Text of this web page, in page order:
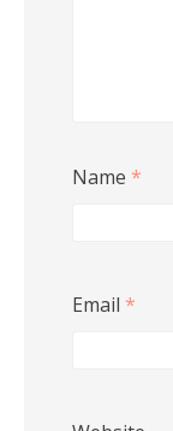
Name *
Email *